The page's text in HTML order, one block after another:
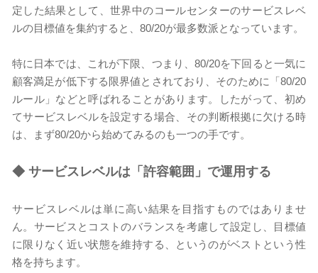
定した結果として、世界中のコールセンターのサービスレベ
ルの目標値を集約すると、80/20が最多数派となっています。
特に日本では、これが下限、つまり、80/20を下回ると一気に
顧客満足が低下する限界値とされており、そのために「80/20
ルール」などと呼ばれることがあります。したがって、初め
てサービスレベルを設定する場合、その判断根拠に欠ける時
は、まず80/20から始めてみるのも一つの手です。
◆ サービスレベルは「許容範囲」で運用する
サービスレベルは単に高い結果を目指すものではありませ
ん。サービスとコストのバランスを考慮して設定し、目標値
に限りなく近い状態を維持する、というのがベストという性
格を持ちます。